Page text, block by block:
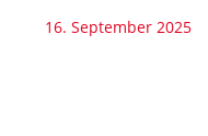
16. September 2025